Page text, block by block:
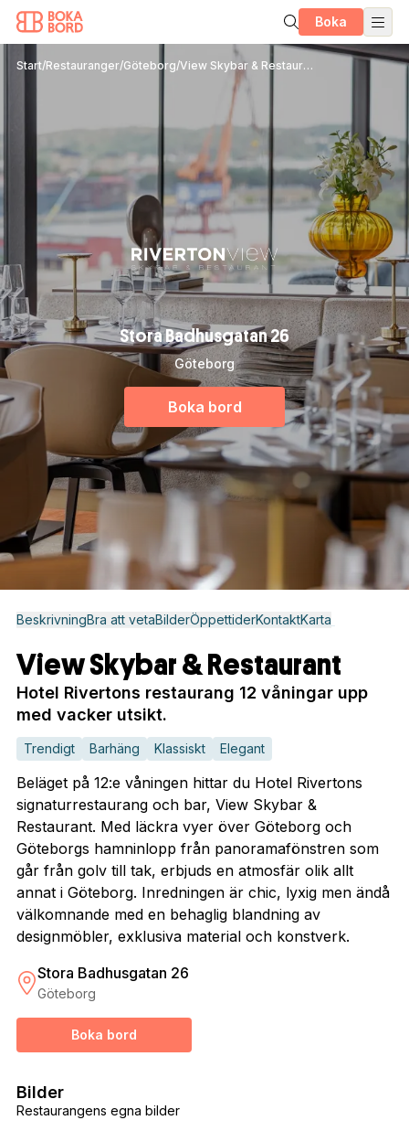
Boka
Start/Restauranger/Göteborg/ View Skybar & Restaurant
Stora Badhusgatan 26
Göteborg
Boka bord
BeskrivningBra att vetaBilderÖppettiderKontaktKarta
View Skybar & Restaurant
Hotel Rivertons restaurang 12 våningar upp
med vacker utsikt.
Trendigt Barhäng Klassiskt Elegant
Beläget på 12:e våningen hittar du Hotel Rivertons
signaturrestaurang och bar, View Skybar &
Restaurant. Med läckra vyer över Göteborg och
Göteborgs hamninlopp från panoramafönstren som
går från golv till tak, erbjuds en atmosfär olik allt
annat i Göteborg. Inredningen är chic, lyxig men ändå
välkomnande med en behaglig blandning av
designmöbler, exklusiva material och konstverk.
Stora Badhusgatan 26
Göteborg
Boka bord
Restaurangens egna bilder
Bilder